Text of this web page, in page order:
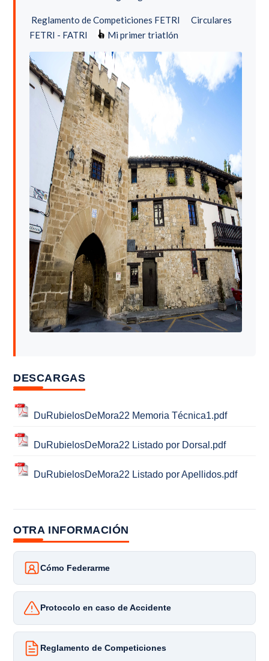
Reglamento de Competiciones FETRI
Circulares
FETRI - FATRI
Mi primer triatlón
DESCARGAS
DuRubielosDeMora22 Memoria Técnica1.pdf
DuRubielosDeMora22 Listado por Dorsal.pdf
DuRubielosDeMora22 Listado por Apellidos.pdf
OTRA INFORMACIÓN
Cómo Federarme
Protocolo en caso de Accidente
Reglamento de Competiciones